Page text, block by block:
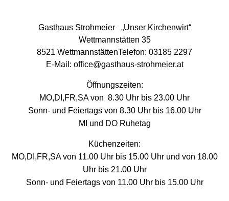
Gasthaus Strohmeier „Unser Kirchenwirt“
Wettmannstätten 35
8521 WettmannstättenTelefon: 03185 2297
E-Mail: office@gasthaus-strohmeier.at
Öffnungszeiten:
MO,DI,FR,SA von 8.30 Uhr bis 23.00 Uhr
Sonn- und Feiertags von 8.30 Uhr bis 16.00 Uhr
MI und DO Ruhetag
Küchenzeiten:
MO,DI,FR,SA von 11.00 Uhr bis 15.00 Uhr und von 18.00
Uhr bis 21.00 Uhr
Sonn- und Feiertags von 11.00 Uhr bis 15.00 Uhr